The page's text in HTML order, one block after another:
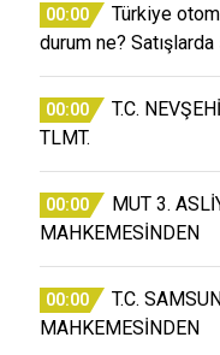
00:00
Türkiye
durum ne?
00:00
T.C.
TLMT.
00:00
MUT 3.
MAHKEMESİNDEN
00:00
T.C.
MAHKEMESİNDEN